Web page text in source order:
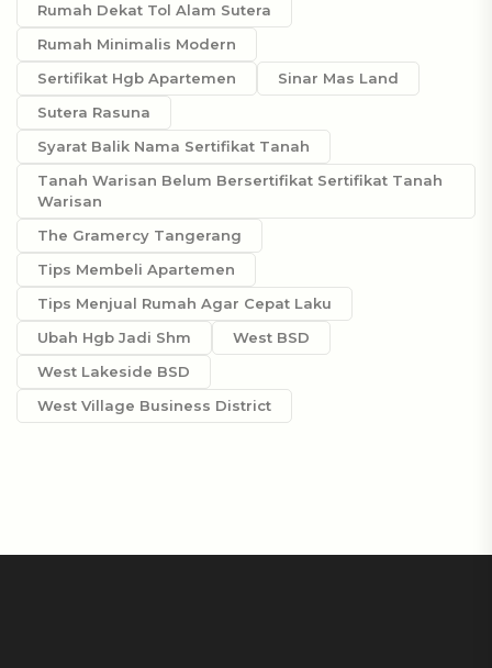
Rumah Dekat Tol Alam Sutera
Rumah Minimalis Modern
Sertifikat Hgb Apartemen
Sinar Mas Land
Sutera Rasuna
Syarat Balik Nama Sertifikat Tanah
Tanah Warisan Belum Bersertifikat Sertifikat Tanah
Warisan
The Gramercy Tangerang
Tips Membeli Apartemen
Tips Menjual Rumah Agar Cepat Laku
Ubah Hgb Jadi Shm
West BSD
West Lakeside BSD
West Village Business District